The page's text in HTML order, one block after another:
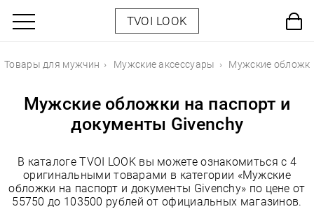
TVOI LOOK
Товары для мужчин Мужские аксессуары Мужские
Мужские обложки на паспорт и
документы Givenchy
В каталоге TVOI LOOK вы можете ознакомиться с 4
оригинальными товарами в категории «Мужские
обложки на паспорт и документы Givenchy» по цене от
55750 до 103500 рублей от официальных магазинов.